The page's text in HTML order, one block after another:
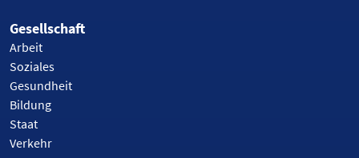
Gesellschaft
Arbeit
Soziales
Gesundheit
Bildung
Staat
Verkehr